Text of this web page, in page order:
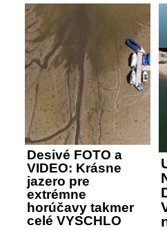
Desivé FOTO a
VIDEO: Krásne
jazero pre
extrémne
horúčavy takmer
celé VYSCHLO